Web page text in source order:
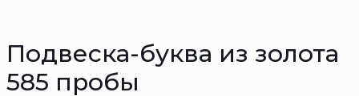
Подвеска-буква из золота
585 пробы